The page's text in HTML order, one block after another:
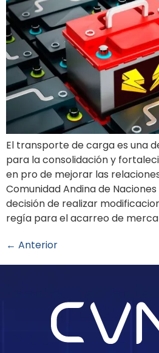
El transporte de carga es una
para la consolidación y
en pro de mejorar las
Comunidad Andina de
decisión de realizar
regía para el acarreo de
← Anterior